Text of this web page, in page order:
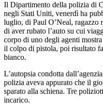
Il Dipartimento della polizia di
negli Stati Uniti, venerdì ha
luglio, di Paul O’Neal, ragazzo
di aver rubato l’auto su cui
corpo di uno degli agenti
il colpo di pistola, poi risultato
bianco.
L’autopsia condotta
polizia aveva appurato che il
sparato alla schiena. Tre
incarico.